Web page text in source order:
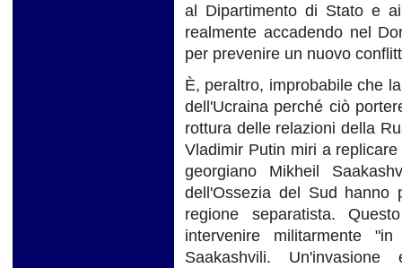
al Dipartimento di Stato e
realmente accadendo nel
per prevenire un nuovo
È, peraltro, improbabile che
dell'Ucraina perché ciò
rottura delle relazioni della
Vladimir Putin miri a
georgiano Mikheil
dell'Ossezia del Sud hanno
regione separatista.
intervenire militarmente
Saakashvili.